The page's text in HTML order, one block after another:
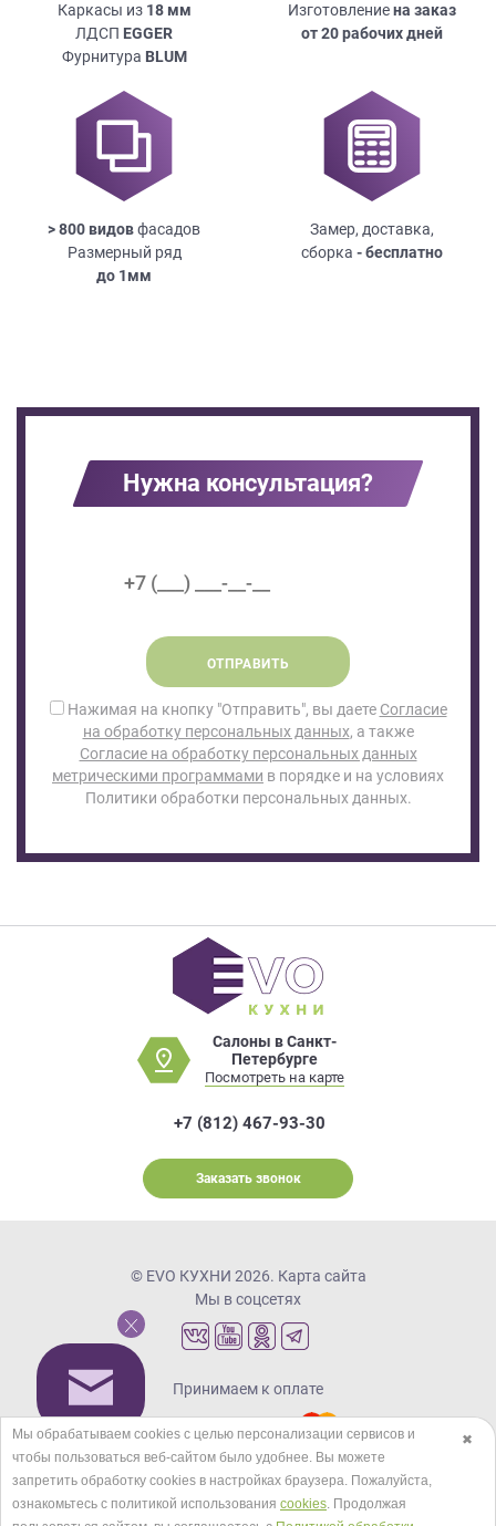
Каркасы из 18мм
ЛДСП EGGER
Фурнитура BLUM
Изготовлениена заказ
от 20 рабочих дней
> 800 видовфасадов
Размерный ряд
до 1мм
Замер, доставка,
сборка - бесплатно
Нужна консультация?
ОТПРАВИТЬ
Нажимая на кнопку "Отправить", вы даете Согласие
на обработку персональных данных, а также
Согласие на обработку персональных данных
метрическими программами в порядке и на условиях
Политики обработки персональных данных.
Салоны в Санкт-
Петербурге
Посмотреть на карте
+7 (812) 467-93-30
Заказать звонок
© EVO КУХНИ 2026. Карта сайта
Мы в соцсетях
Принимаем к оплате
Кредиты и рассрочка
✖
Мы обрабатываем cookies с целью персонализации сервисов и
чтобы пользоваться веб-сайтом было удобнее. Вы можете
запретить обработку сookies в настройках браузера. Пожалуйста,
ознакомьтесь с политикой использования cookies. Продолжая